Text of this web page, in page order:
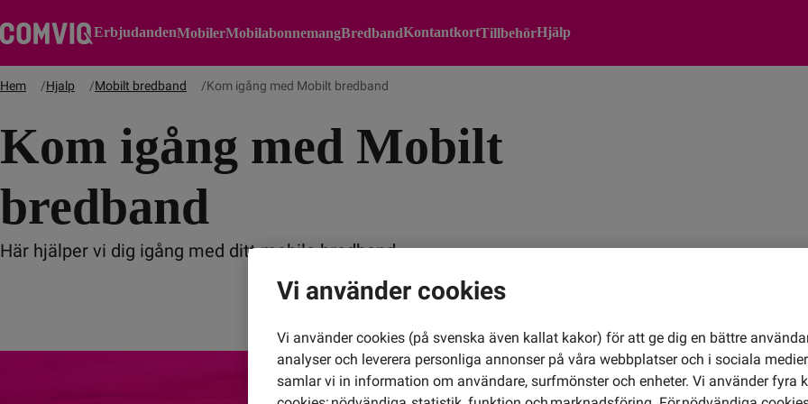
ErbjudandenMobilerMobilabonnemangBredbandKontantkortTillbehörHjälp
Hem Hjalp Mobilt bredband Kom igång med Mobilt bredband
Kom igång med Mobilt
bredband
Här hjälper vi dig igång med ditt mobila bredband.
Vi använder cookies
Vi använder cookies (på svenska även kallat kakor) för att ge dig en bättre
analyser och leverera personliga annonser på våra webbplatser och i sociala
samlar vi in information om användare, surfmönster och enheter. Vi använder fyra